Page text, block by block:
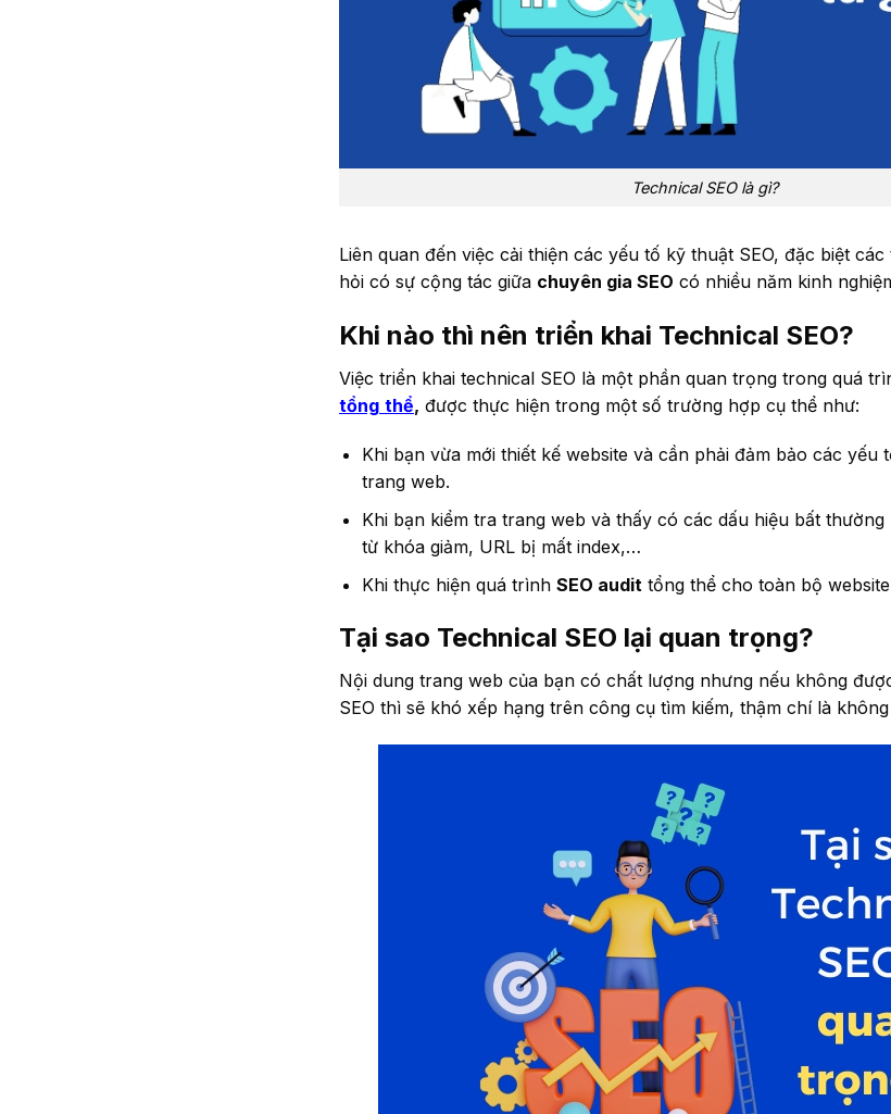
Technical SEO là gì?
Liên quan đến việc cải thiện các yếu tố kỹ thuật SEO, đặc biệt
hỏi có sự cộng tác giữa chuyên gia SEO có nhiều năm kinh
Khi nào thì nên triển khai Technical SEO?
Việc triển khai technical SEO là một phần quan trọng trong quá
tổng thể, được thực hiện trong một số trường hợp cụ thể như:
Khi bạn vừa mới thiết kế website và cần phải đảm bảo các yếu
trang web.
Khi bạn kiểm tra trang web và thấy có các dấu hiệu bất
từ khóa giảm, URL bị mất index,…
Khi thực hiện quá trình SEO audit tổng thể cho toàn bộ
Tại sao Technical SEO lại quan trọng?
Nội dung trang web của bạn có chất lượng nhưng nếu không
SEO thì sẽ khó xếp hạng trên công cụ tìm kiếm, thậm chí là